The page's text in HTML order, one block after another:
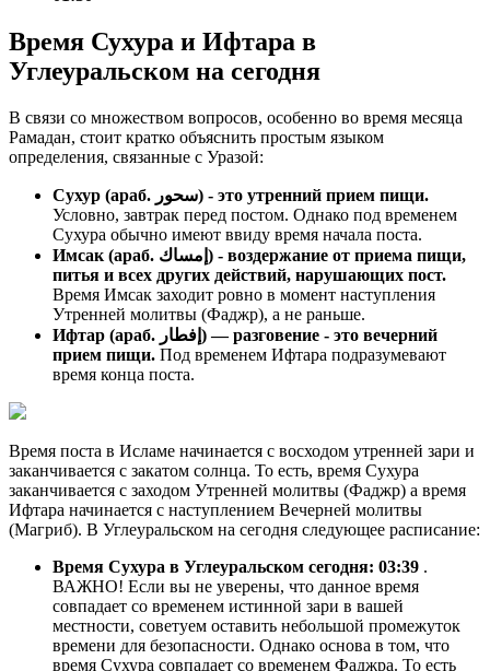
Время Сухура и Ифтара в
Углеуральском на сегодня
В связи со множеством вопросов, особенно во время месяца
Рамадан, стоит кратко объяснить простым языком
определения, связанные с Уразой:
Сухур (араб. سحور) - это утренний прием пищи.
Условно, завтрак перед постом. Однако под временем
Сухура обычно имеют ввиду время начала поста.
Имсак (араб. إمساك) - воздержание от приема пищи,
питья и всех других действий, нарушающих пост.
Время Имсак заходит ровно в момент наступления
Утренней молитвы (Фаджр), а не раньше.
Ифтар (араб. إفطار) — разговение - это вечерний
прием пищи. Под временем Ифтара подразумевают
время конца поста.
Время поста в Исламе начинается с восходом утренней зари и
заканчивается с закатом солнца. То есть, время Сухура
заканчивается с заходом Утренней молитвы (Фаджр) а время
Ифтара начинается с наступлением Вечерней молитвы
(Магриб). В Углеуральском на сегодня следующее расписание:
Время Сухура в Углеуральском сегодня: 03:39 .
ВАЖНО! Если вы не уверены, что данное время
совпадает со временем истинной зари в вашей
местности, советуем оставить небольшой промежуток
времени для безопасности. Однако основа в том, что
время Сухура совпадает со временем Фаджра. То есть